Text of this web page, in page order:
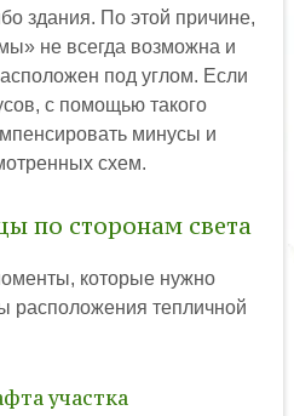
здания. По этой причине,
не всегда возможна и
под углом. Если
с помощью такого
минусы и
схем.
по сторонам света
которые нужно
расположения тепличной
участка